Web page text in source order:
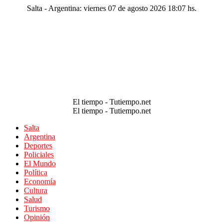
Salta - Argentina: viernes 07 de agosto 2026 18:07 hs.
El tiempo - Tutiempo.net
El tiempo - Tutiempo.net
Salta
Argentina
Deportes
Policiales
El Mundo
Política
Economía
Cultura
Salud
Turismo
Opinión